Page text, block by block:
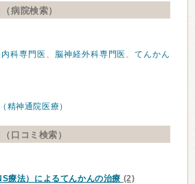
病院検索）
科専門医 、 脳神経外科専門医 、てんかん
精神通院医療）
口コミ検索）
療法）によるてんかんの治療 (2)